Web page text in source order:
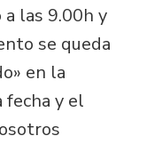
las 9.00h y
se queda
en la
fecha y el